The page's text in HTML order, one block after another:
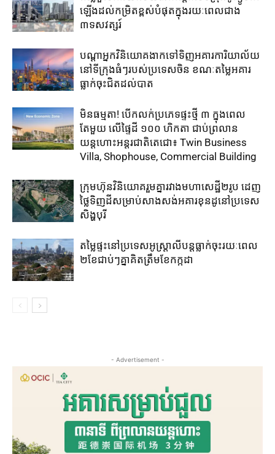
ឡើង​ដល់​កម្រិត​ខ្ពស់​បំផុត​ក្នុង​រយៈ​ពេល​ជាង​
៣ទសវត្សរ៍​
បណ្តាអ្នកវិនិយោគ​ងាក​ទៅ​ទិញ​អគារការិយាល័យ​
នៅ​ទីក្រុង​ធំៗ​របស់​ប្រទេសចិន ​ខណៈតម្លៃអគារ
ធ្លាក់​ចុះ​ជិត​ដល់​បាត
មិនធម្មតា! បើកលក់ប្រភេទផ្ទះថ្មី ៣ ក្នុងពេល
តែមួយ លើផ្ទៃដី ១០០ ហិកតា ​ជាប់​ព្រលាន
យន្តហោះ​អន្តរជាតិតេជោ៖ ​Twin Business
Villa, Shophouse, Commercial Building
ក្រុមហ៊ុន​វិនិយោគ​រួម​គ្នា​រវាង​មហាសេដ្ឋី២រូប ​ដេញ​
ថ្លៃ​ទិញ​ដី​សម្រាប់​សាងសង់​អគារខុនដូ​នៅ​ប្រទេស​
សិង្ហបុរី​
តម្លៃ​ផ្ទះ​នៅ​ប្រទេស​អូស្ត្រាលី​បន្ត​ធ្លាក់​ចុះ​រយៈ​ពេល​
២​ខែ​ជាប់ៗ​គ្នា​គិត​ត្រឹម​ខែ​កក្កដា​
- Advertisement -